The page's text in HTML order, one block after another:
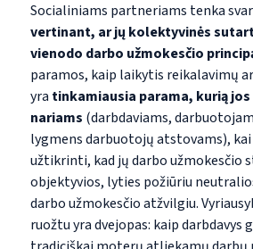
Socialiniams partneriams tenka
vertinant, ar jų kolektyvinės
vienodo darbo užmokesčio
paramos, kaip laikytis reikalavimų
yra tinkamiausia parama, kurią
nariams (darbdaviams,
lygmens darbuotojų atstovams),
užtikrinti, kad jų darbo užmokesčio
objektyvios, lyties požiūriu
darbo užmokesčio atžvilgiu.
ruožtu yra dvejopas: kaip darbdavys